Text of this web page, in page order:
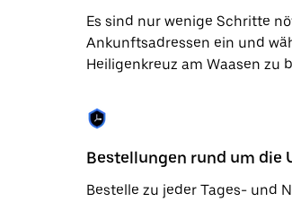
um
den
Kalender
zu
Es sind nur wenige Schritte
Ankunftsadressen ein und
Heiligenkreuz am Waasen zu
Bestellungen rund um die
Bestelle zu jeder Tages- und